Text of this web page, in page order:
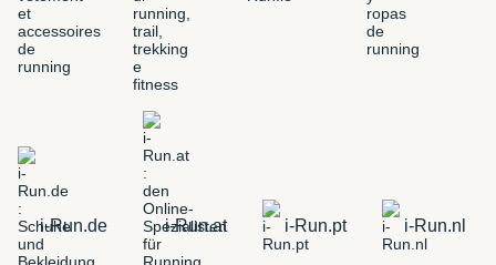
i-Run.de i-Run.at i-Run.pt i-Run.nl